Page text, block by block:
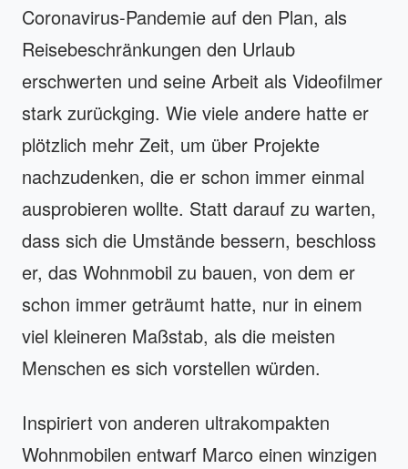
Coronavirus-Pandemie auf den Plan, als
Reisebeschränkungen den Urlaub
erschwerten und seine Arbeit als Videofilmer
stark zurückging. Wie viele andere hatte er
plötzlich mehr Zeit, um über Projekte
nachzudenken, die er schon immer einmal
ausprobieren wollte. Statt darauf zu warten,
dass sich die Umstände bessern, beschloss
er, das Wohnmobil zu bauen, von dem er
schon immer geträumt hatte, nur in einem
viel kleineren Maßstab, als die meisten
Menschen es sich vorstellen würden.
Inspiriert von anderen ultrakompakten
Wohnmobilen entwarf Marco einen winzigen